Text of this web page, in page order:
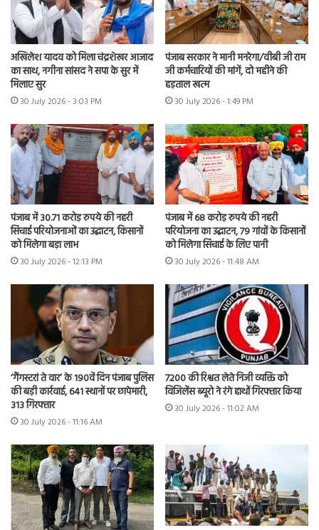
अखिलेश यादव को मिला चंद्रशेखर आजाद
का साथ, नगीना सांसद ने सपा के सुर में
मिलाए सुर
30 July 2026 - 3:03 PM
पंजाब सरकार ने मानी मनरेगा/वीबी जी राम
जी कर्मचारियों की मांगें, दो महीने की
हड़ताल खत्म
30 July 2026 - 1:49 PM
पंजाब में 30.71 करोड़ रुपये की नहरी
सिंचाई परियोजनाओं का उद्घाटन, किसानों
को मिलेगा बड़ा लाभ
30 July 2026 - 12:13 PM
पंजाब में 68 करोड़ रुपये की नहरी
परियोजना का उद्घाटन, 79 गांवों के किसानों
को मिलेगा सिंचाई के लिए पानी
30 July 2026 - 11:48 AM
‘गैंगस्टरां ते वार’ के 190वें दिन पंजाब पुलिस
की बड़ी कार्रवाई, 641 स्थानों पर छापेमारी,
313 गिरफ्तार
30 July 2026 - 11:16 AM
7200 की रिश्वत लेते निजी व्यक्ति को
विजिलेंस ब्यूरो ने रंगे हाथों गिरफ्तार किया
30 July 2026 - 11:02 AM